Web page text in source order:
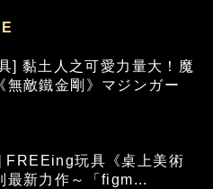
] 黏土人之可愛力量大！魔
無敵鐵金剛》マジンガー
FREEing玩具《桌上美術
最新力作～「figm...